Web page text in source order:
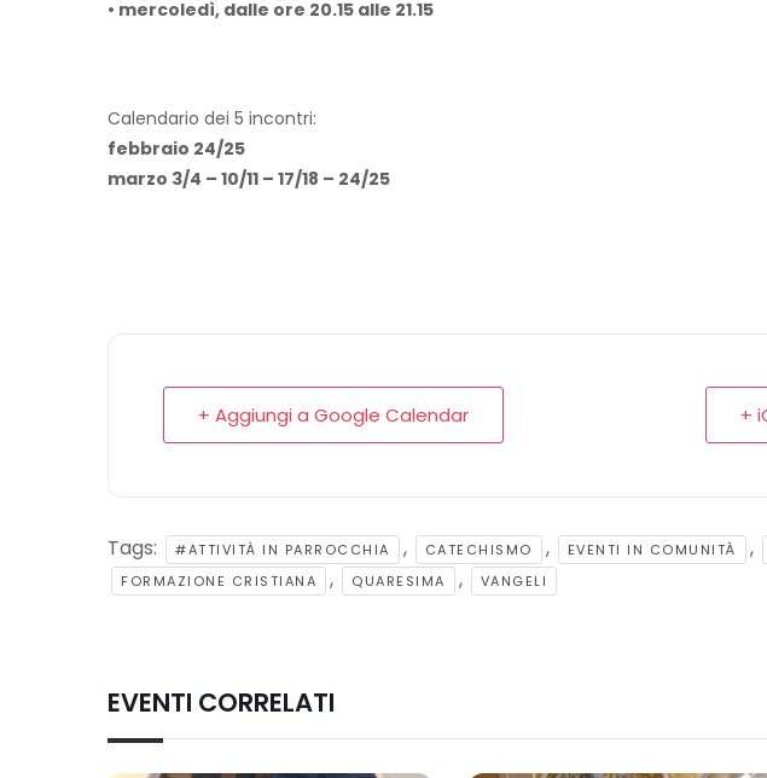
• mercoledì, dalle ore 20.15 alle 21.15
Calendario dei 5 incontri:
febbraio 24/25
marzo 3/4 – 10/11 – 17/18 – 24/25
+ Aggiungi a Google Calendar +
Tags: #ATTIVITÀ IN PARROCCHIA , CATECHISMO , EVENTI IN COMUNITÀ ,
FORMAZIONE CRISTIANA , QUARESIMA , VANGELI
EVENTI CORRELATI